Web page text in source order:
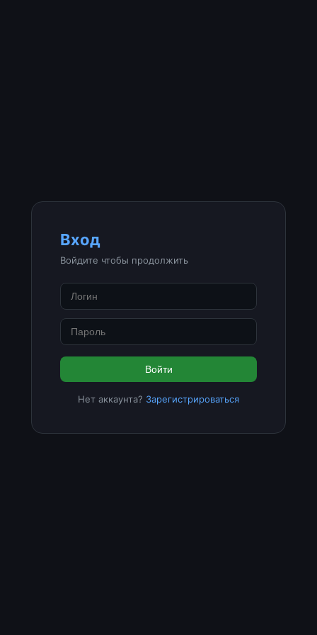
Вход
Войдите чтобы продолжить
Войти
Нет аккаунта? Зарегистрироваться